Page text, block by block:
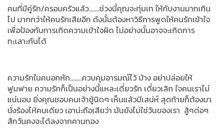
คนที่มีคู่รัก/ครอบครัวแล้ว.......ช่วงนี้คุณจะทุ่มเท ให้กับงานมากเกิน
ไป มากกว่าให้คนรักเสียอีก ดังนั้นต้องหาวิธีการพูดให้คนรักเข้าใจ
เพื่อป้องกันการเกิดความเข้าใจผิด ไม่อย่างนั้นอาจจะเกิดการ
ทะเลาะกันได้
ความรักในคนอกหัก........ควบคุมอารมณ์ไว้ บ้าง อย่าปล่อยให้
ฟูมฟาย ความรักก็เป็นอย่างนี้แหละเดี๋ยวรัก เดี๋ยวเลิก ใจคนเราไม่
แน่นอน ยิ่งคุณชอบคนเจ้าชู้นิดๆ เห็นแล้วมีเสน่ห์ สุดท้ายก็ต้องมา
นั่งร้องไห้คนเดียว เอาน่ะถือเสียว่า มันยังไม่ใช่วันของเรา สู้ๆต่อๆ
สักวันคงจะได้ลงจากคานทอง